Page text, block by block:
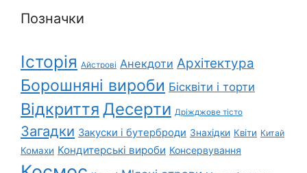
Позначки
Історія Айстрові Анекдоти Архітектура
Борошняні вироби Бісквіти і торти
Відкриття Десерти Дріжджове тісто
Загадки Закуски і бутерброди Знахідки Квіти Китай
Комахи Кондитерські вироби Консервування